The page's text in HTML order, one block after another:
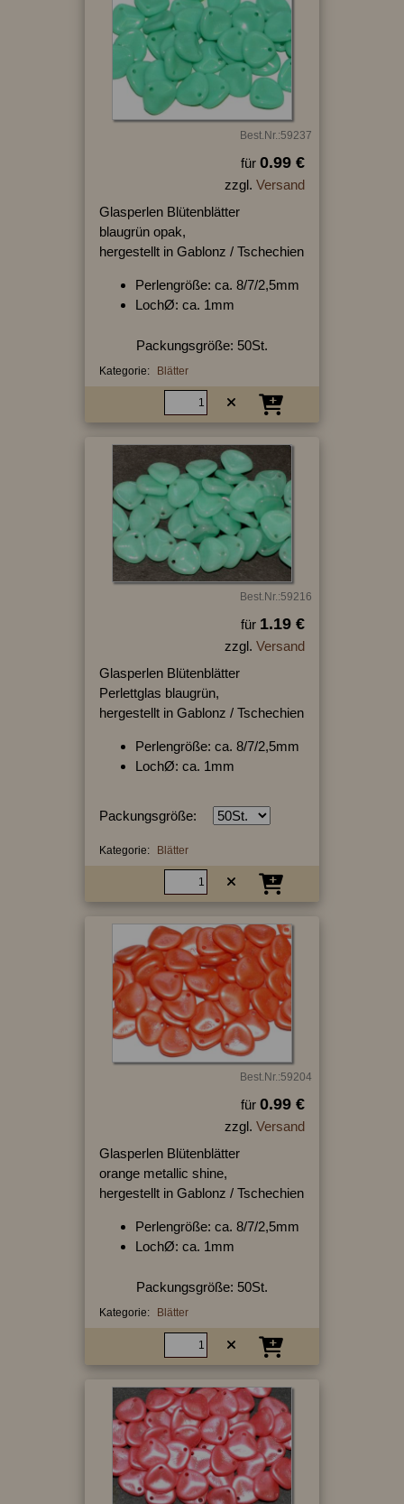
Best.Nr.:59237
für 0.99 €
zzgl. Versand
Glasperlen Blütenblätter
blaugrün opak,
hergestellt in Gablonz / Tschechien
Perlengröße: ca. 8/7/2,5mm
LochØ: ca. 1mm
Packungsgröße: 50St.
Kategorie: Blätter
Best.Nr.:59216
für 1.19 €
zzgl. Versand
Glasperlen Blütenblätter
Perlettglas blaugrün,
hergestellt in Gablonz / Tschechien
Perlengröße: ca. 8/7/2,5mm
LochØ: ca. 1mm
Packungsgröße:
Kategorie: Blätter
Best.Nr.:59204
für 0.99 €
zzgl. Versand
Glasperlen Blütenblätter
orange metallic shine,
hergestellt in Gablonz / Tschechien
Perlengröße: ca. 8/7/2,5mm
LochØ: ca. 1mm
Packungsgröße: 50St.
Kategorie: Blätter